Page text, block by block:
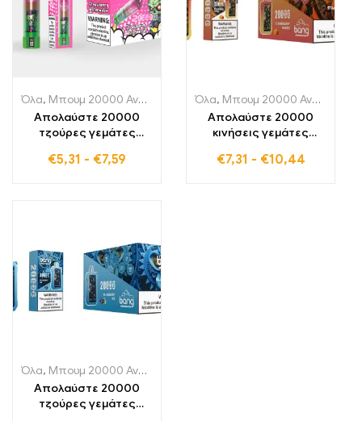
Όλα, Μπουμ 20000 Αναπνοές
Μονής χρήσης ηλεκτρονικά
Απολαύστε 20000
τζούρες γεμάτες
φράουλας και
Χρήσης Ηλεκτρονικό
Τσιγάρο
€5,31 - €7,59
Όλα, Μπουμ 20000 Αναπνοές
Απολαύστε 20000
κινήσεις γεμάτες
με το BANG Tick Tock
€7,31 - €10,44
Όλα, Μπουμ 20000 Αναπνοές
Απολαύστε 20000
τζούρες γεμάτες